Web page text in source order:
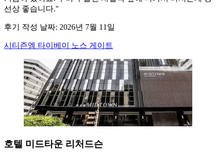
선상 좋습니다."
후기 작성 날짜: 2026년 7월 11일
시티즌엠 타이베이 노스 게이트
호텔 미드타운 리처드슨